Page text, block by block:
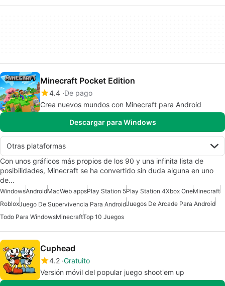
Minecraft Pocket Edition
4.4 De pago
Crea nuevos mundos con Minecraft para Android
Descargar para Windows
Otras plataformas
Con unos gráficos más propios de los 90 y una infinita lista de
posibilidades, Minecraft se ha convertido sin duda alguna en uno
de…
WindowsAndroidMacWeb appsPlay Station 5Play Station 4Xbox OneMinecraft
RobloxJuego De Supervivencia Para AndroidJuegos De Arcade Para Android
Todo Para WindowsMinecraftTop 10 Juegos
Cuphead
4.2 Gratuito
Versión móvil del popular juego shoot'em up